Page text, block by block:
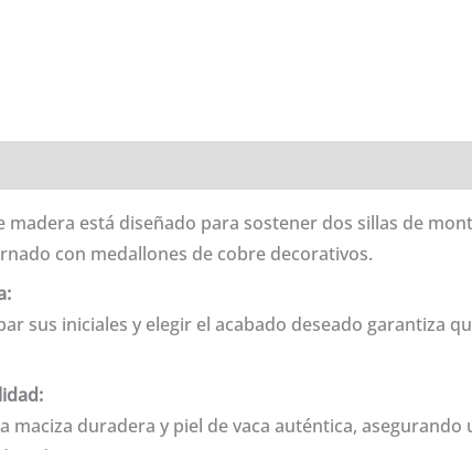
madera está diseñado para sostener dos sillas de
con medallones de cobre decorativos.
sus iniciales y elegir el acabado deseado garantiza
maciza duradera y piel de vaca auténtica,